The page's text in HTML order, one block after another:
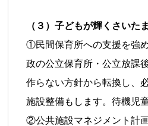
（３）子どもが輝くさいた
①民間保育所への支援を強
政の公立保育所・公立放課
作らない方針から転換し、
施設整備もします。待機児
②公共施設マネジメント計